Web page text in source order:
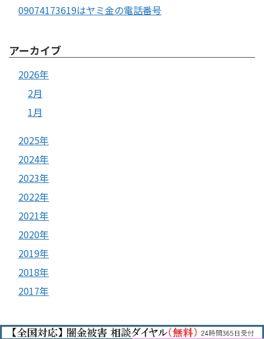
09074173619はヤミ金の電話番号
アーカイブ
2026年
2月
1月
2025年
2024年
2023年
2022年
2021年
2020年
2019年
2018年
2017年